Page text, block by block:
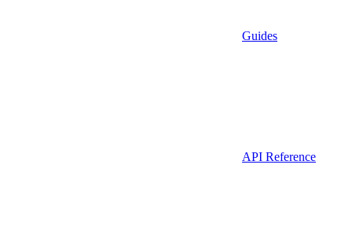
Guides
API Reference